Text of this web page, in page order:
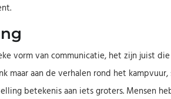
vorm van communicatie, het zijn juist
maar aan de verhalen rond het
betekenis aan iets groters. Mensen